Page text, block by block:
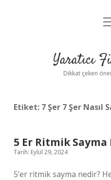
Yasal
Yaratıcı
Dikkat çeken
Etiket: 7 Şer 7 Şer Nasıl
5 Er Ritmik Sayma
Tarih: Eylül 29, 2024
5’er ritmik sayma nedir?